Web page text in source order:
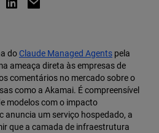
do Claude Managed Agents pela
ameaça direta às empresas de
comentários no mercado sobre o
como a Akamai. É compreensível
modelos com o impacto
um serviço hospedado, a
que a camada de infraestrutura